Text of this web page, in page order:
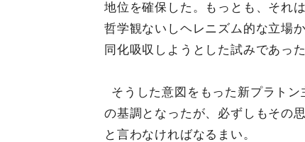
地位を確保した。もっとも、それ
哲学観ないしヘレニズム的な立場
同化吸収しようとした試みであった
そうした意図をもった新プラト
の基調となったが、必ずしもその
と言わなければなるまい。